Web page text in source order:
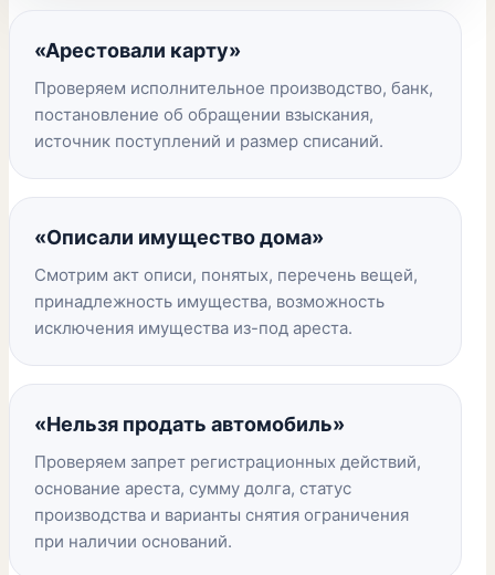
«Арестовали карту»
Проверяем исполнительное производство, банк,
постановление об обращении взыскания,
источник поступлений и размер списаний.
«Описали имущество дома»
Смотрим акт описи, понятых, перечень вещей,
принадлежность имущества, возможность
исключения имущества из-под ареста.
«Нельзя продать автомобиль»
Проверяем запрет регистрационных действий,
основание ареста, сумму долга, статус
производства и варианты снятия ограничения
при наличии оснований.